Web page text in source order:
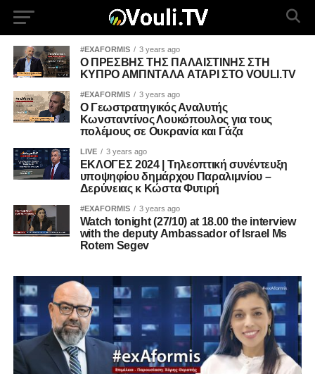
#EXAFORMIS 3 years ago
Ο ΠΡΕΣΒΗΣ ΤΗΣ ΠΑΛΑΙΣΤΙΝΗΣ ΣΤΗ
ΚΥΠΡΟ ΑΜΠΝΤΑΛΑ ΑΤΑΡΙ ΣΤΟ VOULI.TV
#EXAFORMIS 3 years ago
Ο Γεωστρατηγικός Αναλυτής
Κωνσταντίνος Λουκόπουλος για τους
πολέμους σε Ουκρανία και Γάζα
LIVE 3 years ago
ΕΚΛΟΓΕΣ 2024 | Τηλεοπτική συνέντευξη
υποψηφίου δημάρχου Παραλιμνίου –
Δερύνειας κ Κώστα Φυτιρή
#EXAFORMIS 3 years ago
Watch tonight (27/10) at 18.00 the interview
with the deputy Ambassador of Israel Ms
Rotem Segev